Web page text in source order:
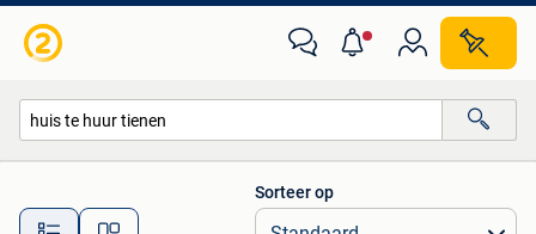
Alle afstanden…
Sorteer op